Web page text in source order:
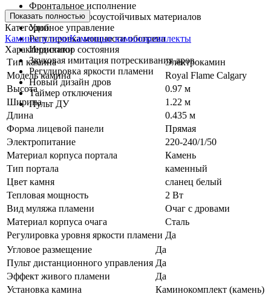
Фронтальное исполнение
Портал из износоустойчивых материалов
Удобное управление
Регулировка мощности обогрева
Индикатор состояния
Звуковая имитация потрескивания дров
Регулировка яркости пламени
Новый дизайн дров
Таймер отключения
Пульт ДУ
Показать полностью
Категории:
Камины и печиКаменные каминокомплекты
Характеристики
Тип камина
Электрокамин
Модель камина
Royal Flame Calgary
Высота
0.97 м
Ширина
1.22 м
Длина
0.435 м
Форма лицевой панели
Прямая
Электропитание
220-240/1/50
Материал корпуса портала
Камень
Тип портала
каменный
Цвет камня
сланец белый
Тепловая мощность
2 Вт
Вид муляжа пламени
Очаг с дровами
Материал корпуса очага
Сталь
Регулировка уровня яркости пламени Да
Угловое размещение
Да
Пульт дистанционного управления Да
Эффект живого пламени
Да
Установка камина
Каминокомплект (камень)